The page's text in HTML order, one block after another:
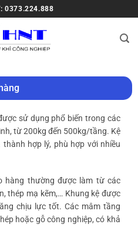
0373.224.888
sử dụng phổ biến trong các
từ 200kg đến 500kg/tầng. Kệ
hợp lý, phù hợp với nhiều
hàng thường được làm từ các
thép mạ kẽm,… Khung kệ được
chịu lực tốt. Các mâm tầng
hoặc gỗ công nghiệp, có khả